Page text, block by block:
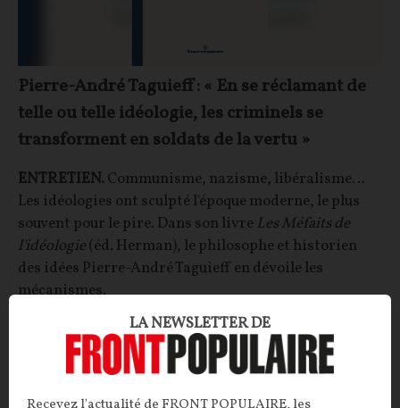
Pierre-André Taguieff : « En se réclamant de
telle ou telle idéologie, les criminels se
transforment en soldats de la vertu »
ENTRETIEN.Communisme, nazisme, libéralisme…
Les idéologies ont sculpté l'époque moderne, le plus
souvent pour le pire. Dans son livre Les Méfaits de
l'idéologie(éd. Herman), le philosophe et historien
des idées Pierre-André Taguieff en dévoile les
mécanismes.
Pierre-André TAGUIEFF 12/07/2026
OPINIONS POLITIQUE
LA NEWSLETTER DE